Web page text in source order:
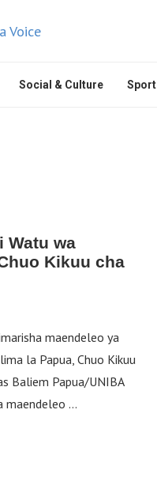
Social & Culture Sport
Watu wa
Kikuu cha
maendeleo ya
la Papua, Chuo Kikuu
Baliem Papua/UNIBA
maendeleo …